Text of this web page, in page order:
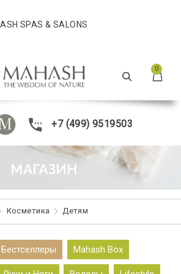
SPAS & SALONS
0
+7 (499) 9519503
Косметика Детям
Бестселлеры Mahash Box